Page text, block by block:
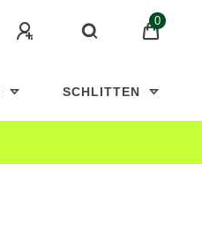
0
SCHLITTEN